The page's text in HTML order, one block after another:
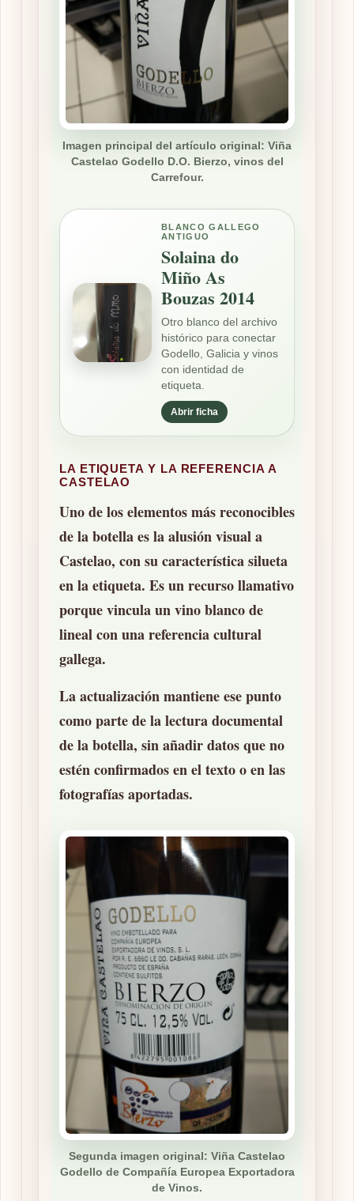
Imagen principal del artículo original: Viña
Castelao Godello D.O. Bierzo, vinos del
Carrefour.
BLANCO GALLEGO
ANTIGUO
Solaina do
Miño As
Bouzas 2014
Otro blanco del archivo
histórico para conectar
Godello, Galicia y vinos
con identidad de
etiqueta.
Abrir ficha
LA ETIQUETA Y LA REFERENCIA A
CASTELAO
Uno de los elementos más reconocibles
de la botella es la alusión visual a
Castelao, con su característica silueta
en la etiqueta. Es un recurso llamativo
porque vincula un vino blanco de
lineal con una referencia cultural
gallega.
La actualización mantiene ese punto
como parte de la lectura documental
de la botella, sin añadir datos que no
estén confirmados en el texto o en las
fotografías aportadas.
Segunda imagen original: Viña Castelao
Godello de Compañía Europea Exportadora
de Vinos.